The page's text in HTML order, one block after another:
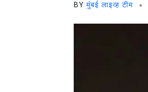
BY मुंबई लाइव्ह टीम